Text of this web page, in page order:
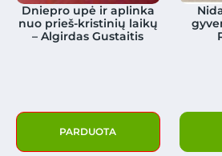
Dniepro upė ir aplinka
nuo prieš-kristinių laikų
– Algirdas Gustaitis
PARDUOTA